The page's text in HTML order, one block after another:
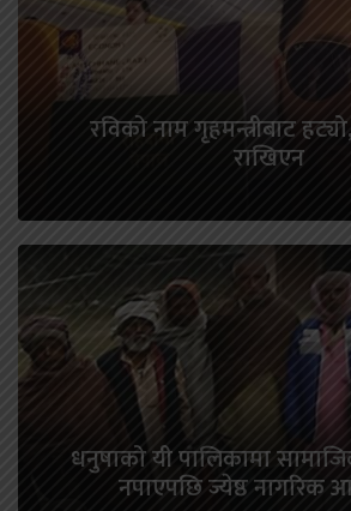
रविको नाम गृहमन्त्रीबाट हट्यो,
राखिएन
धनुषाको यी पालिकामा
नपाएपछि ज्येष्ठ नागरिक